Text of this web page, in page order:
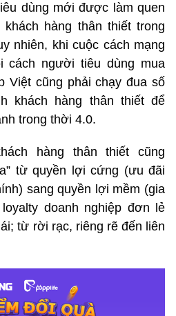
dùng mới được làm quen
hàng thân thiết trong
nhiên, khi cuộc cách mạng
cách người tiêu dùng mua
Việt cũng phải chạy đua số
khách hàng thân thiết để
trong thời 4.0.
hàng thân thiết cũng
từ quyền lợi cứng (ưu đãi
sang quyền lợi mềm (gia
doanh nghiệp đơn lẻ
từ rời rạc, riêng rẽ đến liên